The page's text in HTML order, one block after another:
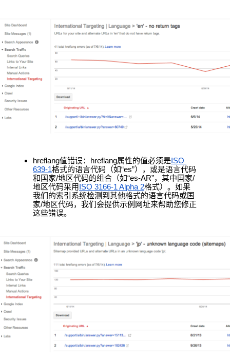
hreflang值错误：hreflang属性的值必须是ISO
639-1格式的语言代码（如“es”），或是语言代码
和国家/地区代码的组合（如“es-AR”，其中国家/
地区代码采用ISO 3166-1 Alpha 2格式）。 如果
我们的索引系统检测到其他格式的语言代码或国
家/地区代码，我们会提供示例网址来帮助您修正
这些错误。